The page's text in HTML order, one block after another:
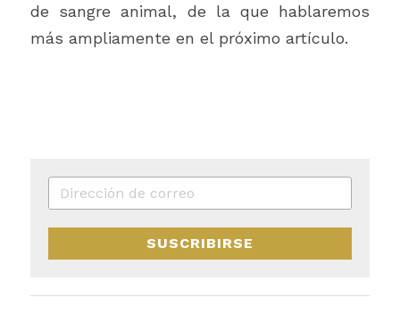
de sangre animal, de la que hablaremos
SUSCRIBIRSE